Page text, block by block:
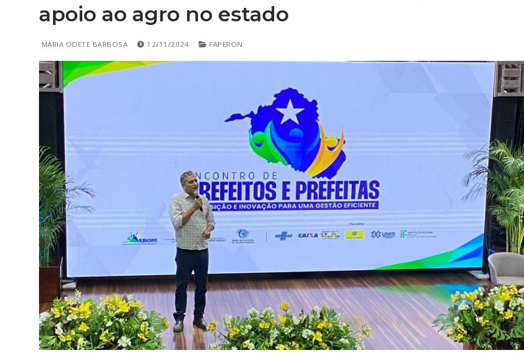
HOME
SENAR
Chamados TI
Extranet
Lgpd
Gerador Senha
Solicitações LGPD
apoio ao agro no estado
MARIA ODETE BARBOSA 12/11/2024 FAPERON